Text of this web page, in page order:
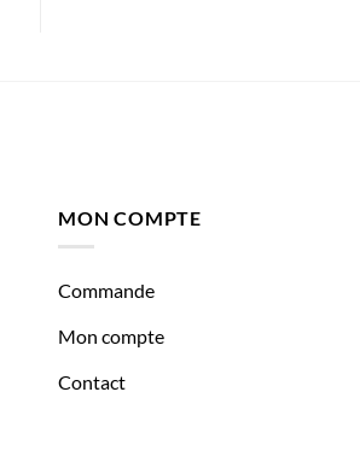
MON COMPTE
Commande
Mon compte
Contact